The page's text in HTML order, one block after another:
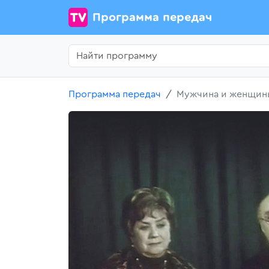
Программа передач
Программа передач Мужчина и